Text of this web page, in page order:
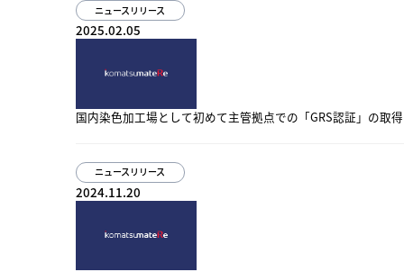
ニュースリリース
2025.02.05
国内染色加工場として初めて主管拠点での「GRS認証」の取
ニュースリリース
2024.11.20